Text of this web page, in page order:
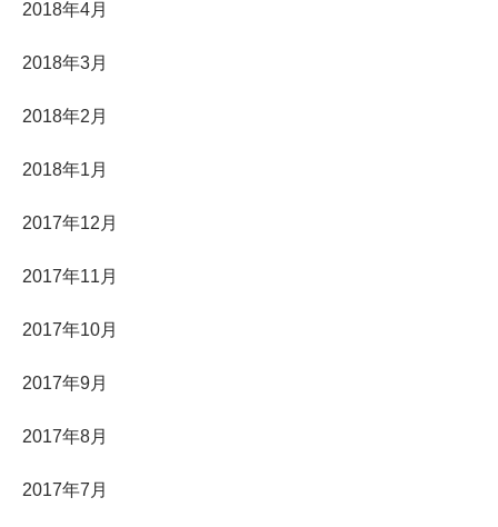
2018年4月
2018年3月
2018年2月
2018年1月
2017年12月
2017年11月
2017年10月
2017年9月
2017年8月
2017年7月